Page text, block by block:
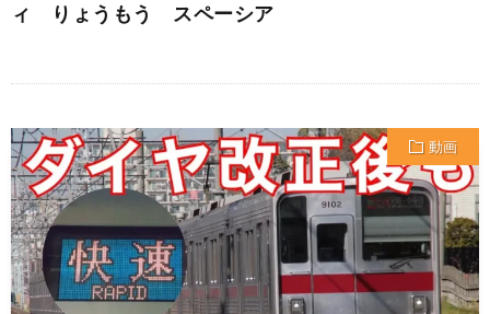
ィ りょうもう スペーシア
動画